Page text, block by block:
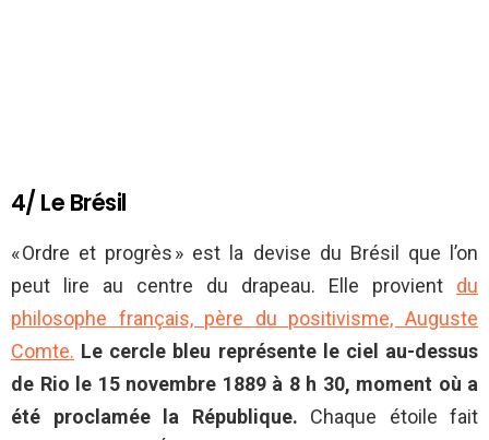
4/ Le Brésil
« Ordre et progrès » est la devise du Brésil que l’on
peut lire au centre du drapeau. Elle provient du
philosophe français, père du positivisme, Auguste
Comte. Le cercle bleu représente le ciel au-dessus
de Rio le 15 novembre 1889 à 8 h 30, moment où a
été proclamée la République. Chaque étoile fait